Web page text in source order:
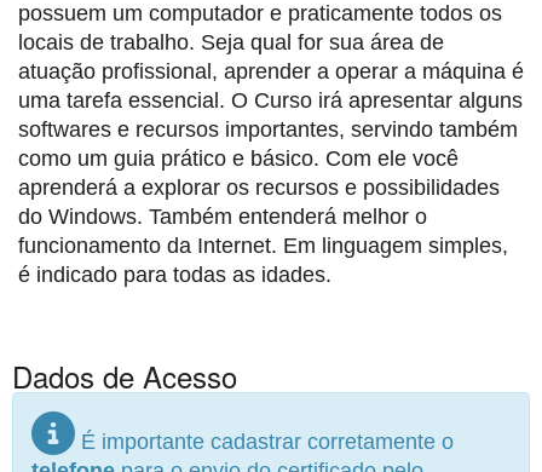
possuem um computador e praticamente todos os
locais de trabalho. Seja qual for sua área de
atuação profissional, aprender a operar a máquina é
uma tarefa essencial. O Curso irá apresentar alguns
softwares e recursos importantes, servindo também
como um guia prático e básico. Com ele você
aprenderá a explorar os recursos e possibilidades
do Windows. Também entenderá melhor o
funcionamento da Internet. Em linguagem simples,
é indicado para todas as idades.
Dados de Acesso
É importante cadastrar corretamente o